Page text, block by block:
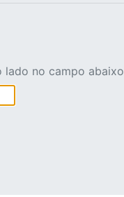
lado no campo abaixo